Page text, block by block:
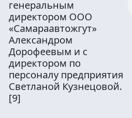
генеральным
директором ООО
«Самараавтожгут»
Александром
Дорофеевым и с
директором по
персоналу предприятия
Светланой Кузнецовой.
[9]